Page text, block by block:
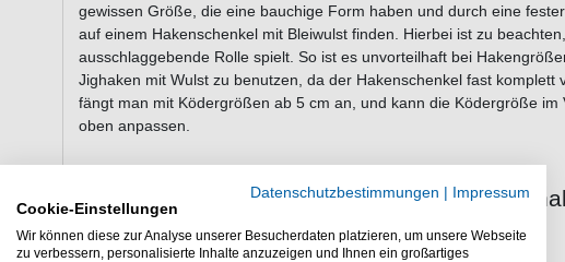
gewissen Größe, die eine bauchige Form haben und durch eine
auf einem Hakenschenkel mit Bleiwulst finden. Hierbei ist zu
ausschlaggebende Rolle spielt. So ist es unvorteilhaft bei
Jighaken mit Wulst zu benutzen, da der Hakenschenkel fast komplett
fängt man mit Ködergrößen ab 5 cm an, und kann die Ködergröße im
oben anpassen.
Eigenschaften des Predax Fishing MSM
Bleikopf für Gummifische
mit Wulst zur Gummifisch Befestigung
Datenschutzbestimmungen
Impressum
Cookie-Einstellungen
Wir können diese zur Analyse unserer Besucherdaten platzieren, um unsere Webseite
zu verbessern, personalisierte Inhalte anzuzeigen und Ihnen ein großartiges